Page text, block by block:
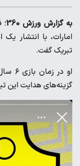
به گزارش ورزش 360
؛
امارات، با انتشار
تبریک گفت.
او
گزینه‌های هدایت این